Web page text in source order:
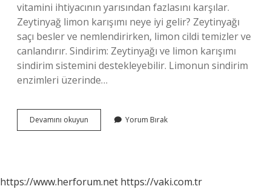
vitamini ihtiyacının yarısından fazlasını karşılar.
Zeytinyağ limon karışımı neye iyi gelir? Zeytinyağı
saçı besler ve nemlendirirken, limon cildi temizler ve
canlandırır. Sindirim: Zeytinyağı ve limon karışımı
sindirim sistemini destekleyebilir. Limonun sindirim
enzimleri üzerinde…
Devamını okuyun
Eklem
Yorum Bırak
https://www.herforum.net https://vaki.com.tr